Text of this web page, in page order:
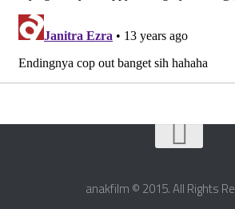
anakfilm © 2015. All Rights